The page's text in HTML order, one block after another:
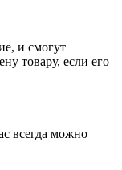
и смогут
товару, если его
всегда можно